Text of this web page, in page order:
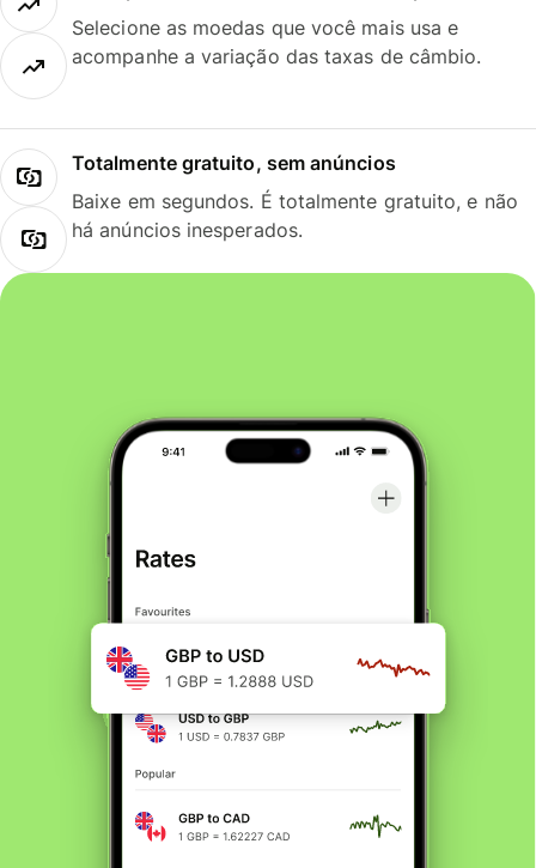
Selecione as moedas que você mais usa e
acompanhe a variação das taxas de câmbio.
Totalmente gratuito, sem anúncios
Baixe em segundos. É totalmente gratuito, e não
há anúncios inesperados.